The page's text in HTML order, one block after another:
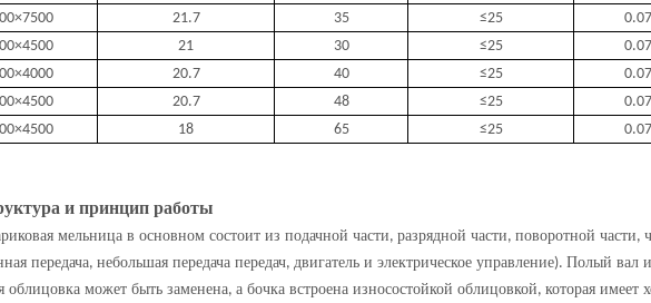
21.7 35 ≤25
21 30 ≤25
20.7 40 ≤25
20.7 48 ≤25
18 65 ≤25
и принцип работы
мельница в основном состоит из подачной части, разрядной части, поворотной части,
передача, небольшая передача передач, двигатель и электрическое управление). Полый вал
облицовка может быть заменена, а бочка встроена износостойкой облицовкой, которая имеет